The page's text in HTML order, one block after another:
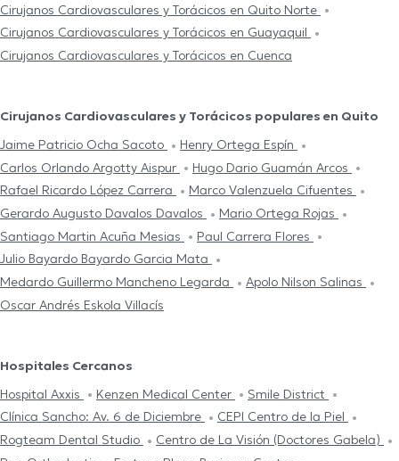
Cirujanos Cardiovasculares y Torácicos en Quito Norte
Cirujanos Cardiovasculares y Torácicos en Guayaquil
Cirujanos Cardiovasculares y Torácicos en Cuenca
Cirujanos Cardiovasculares y Torácicos populares en Quito
Jaime Patricio Ocha Sacoto
Henry Ortega Espín
Carlos Orlando Argotty Aispur
Hugo Dario Guamán Arcos
Rafael Ricardo López Carrera
Marco Valenzuela Cifuentes
Gerardo Augusto Davalos Davalos
Mario Ortega Rojas
Santiago Martin Acuña Mesias
Paul Carrera Flores
Julio Bayardo Bayardo Garcia Mata
Medardo Guillermo Mancheno Legarda
Apolo Nilson Salinas
Oscar Andrés Eskola Villacís
Hospitales Cercanos
Hospital Axxis
Kenzen Medical Center
Smile District
Clínica Sancho: Av. 6 de Diciembre
CEPI Centro de la Piel
Rogteam Dental Studio
Centro de La Visión (Doctores Gabela)